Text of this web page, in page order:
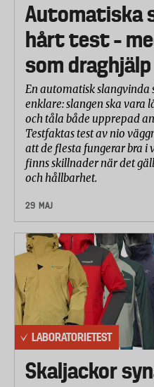
Automatiska
hårt test –
som draghjälp
En automatisk slangvinda
enklare: slangen ska vara
och tåla både upprepad
Testfaktas test av nio
att de flesta fungerar bra i
finns skillnader när det
och hållbarhet.
29 MAJ
LABORATORIETEST
Skaljackor